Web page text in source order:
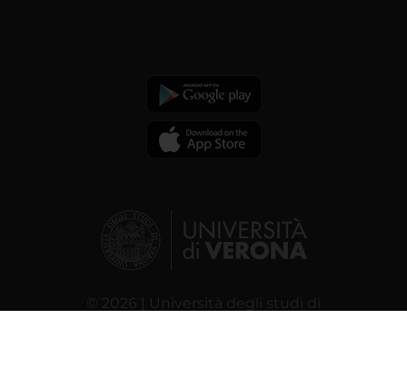
© 2026 | Università degli studi di